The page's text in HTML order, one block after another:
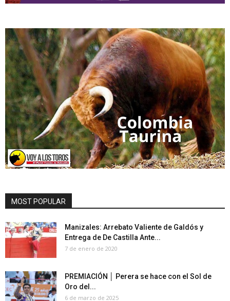
MOST POPULAR
Manizales: Arrebato Valiente de Galdós y
Entrega de De Castilla Ante...
7 de enero de 2020
PREMIACIÓN │ Perera se hace con el Sol de
Oro del...
6 de marzo de 2025